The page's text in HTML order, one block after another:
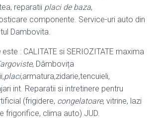
reparatii placi de baza,
componente. Service-uri auto din
Dambovita.
este : CALITATE si SERIOZITATE maxima
, Dâmbovița
placi,armatura,zidarie,tencuieli,
int. Reparatii si intretinere pentru
(frigidere, congelatoare, vitrine, lazi
frigorifice, clima auto) JUD.